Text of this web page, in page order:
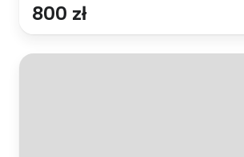
800 zł